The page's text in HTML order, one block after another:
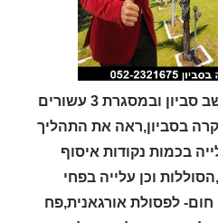
המתווך יגאל רודה הינו תושב סביון ובמסגרת 3 עשורים
בסביון,ראה את התהליך
בכמות נקודות איסוף
וכן עלייה בפחי
לפסולת אורגאנית,פח